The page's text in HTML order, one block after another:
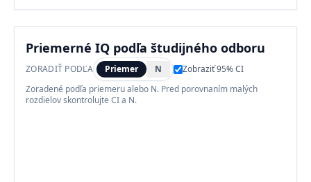
Priemerné IQ podľa študijného odboru
ZORADIŤ PODĽA Priemer N
Zobraziť 95% CI
Zoradené podľa priemeru alebo N. Pred porovnaním malých
rozdielov skontrolujte CI a N.